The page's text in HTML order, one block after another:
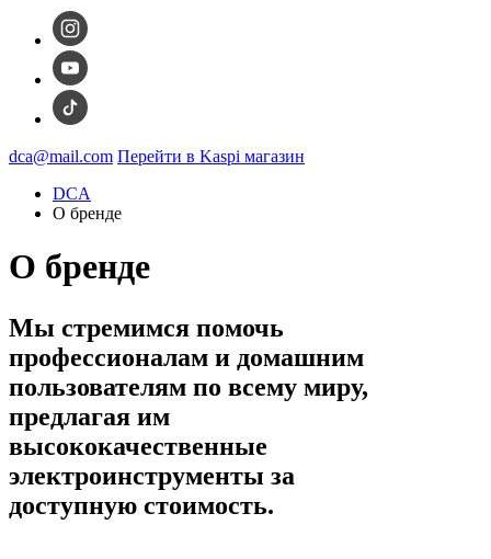
dca@mail.com Перейти в Kaspi магазин
DCA
О бренде
О бренде
Мы стремимся помочь
профессионалам и домашним
пользователям по всему миру,
предлагая им
высококачественные
электроинструменты за
доступную стоимость.